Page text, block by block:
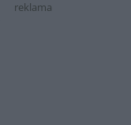
reklama